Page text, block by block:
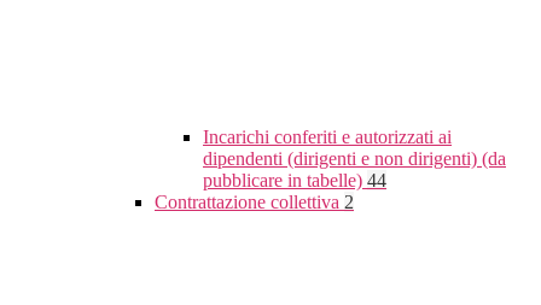
Incarichi conferiti e autorizzati ai
dipendenti (dirigenti e non dirigenti) (da
pubblicare in tabelle) 44
Contrattazione collettiva 2